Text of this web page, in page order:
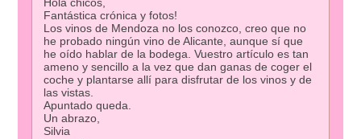
Fantástica crónica y fotos!
Los vinos de Mendoza no los conozco, creo que no
he probado ningún vino de Alicante, aunque sí que
he oído hablar de la bodega. Vuestro artículo es tan
ameno y sencillo a la vez que dan ganas de coger el
coche y plantarse allí para disfrutar de los vinos y de
las vistas.
Apuntado queda.
Un abrazo,
Silvia